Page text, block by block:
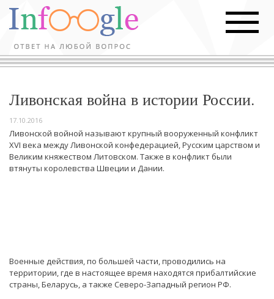
Ливонская война в истории России.
17.10.2016
Ливонской войной называют крупный вооруженный конфликт
XVI века между Ливонской конфедерацией, Русским царством и
Великим княжеством Литовском. Также в конфликт были
втянуты королевства Швеции и Дании.
Военные действия, по большей части, проводились на
территории, где в настоящее время находятся прибалтийские
страны, Беларусь, а также Северо-Западный регион РФ.